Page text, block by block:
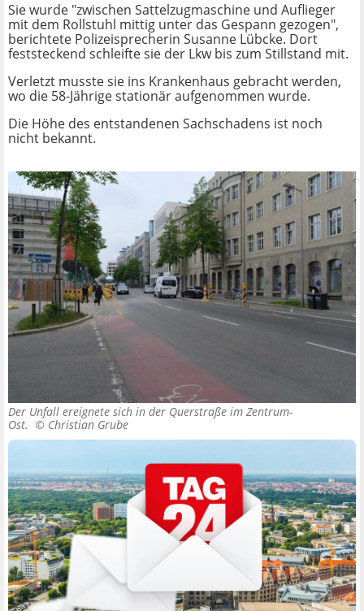
Sie wurde "zwischen Sattelzugmaschine und Auflieger
mit dem Rollstuhl mittig unter das Gespann gezogen",
berichtete Polizeisprecherin Susanne Lübcke. Dort
feststeckend schleifte sie der Lkw bis zum Stillstand mit.
Verletzt musste sie ins Krankenhaus gebracht werden,
wo die 58-Jährige stationär aufgenommen wurde.
Die Höhe des entstandenen Sachschadens ist noch
nicht bekannt.
Der Unfall ereignete sich in der Querstraße im Zentrum-
Ost. © Christian Grube